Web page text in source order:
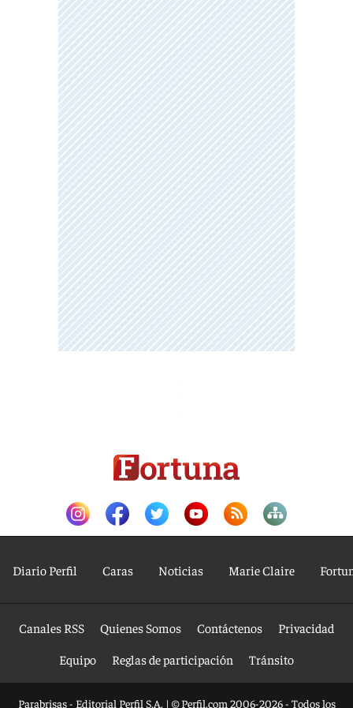
Diario Perfil Caras Noticias Marie Claire
Canales RSS Quienes Somos Contáctenos
Privacidad
Equipo
Reglas de participación Tránsito
Parabrisas - Editorial Perfil S.A. | © Perfil.com 2006-2026 - Todos los